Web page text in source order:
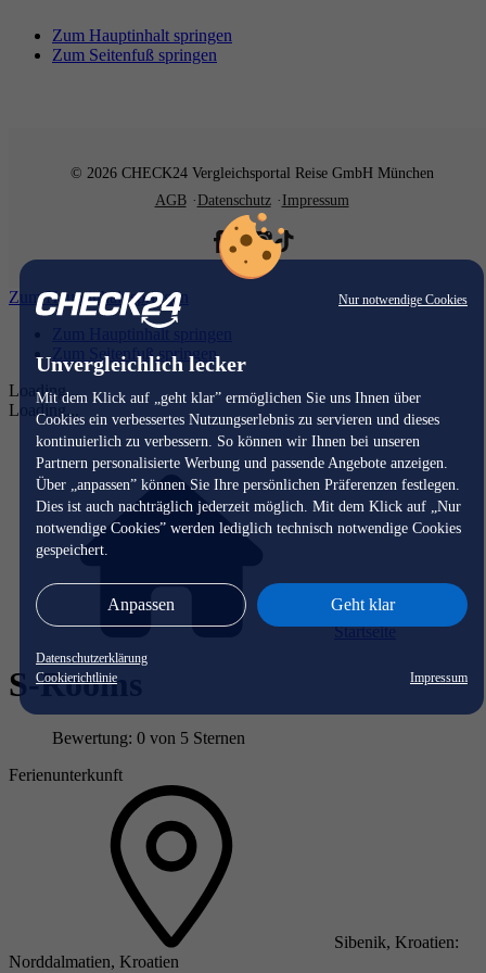
Nur notwendige Cookies
Unvergleichlich lecker
Mit dem Klick auf „geht klar” ermöglichen Sie uns Ihnen über
Cookies ein verbessertes Nutzungserlebnis zu servieren und dieses
kontinuierlich zu verbessern. So können wir Ihnen bei unseren
Partnern personalisierte Werbung und passende Angebote anzeigen.
Über „anpassen” können Sie Ihre persönlichen Präferenzen festlegen.
Dies ist auch nachträglich jederzeit möglich. Mit dem Klick auf „Nur
notwendige Cookies” werden lediglich technisch notwendige Cookies
gespeichert.
Anpassen Geht klar
Datenschutzerklärung
Cookierichtlinie
Impressum
Zum Hauptinhalt springen
Zum Seitenfuß springen
© 2026 CHECK24 Vergleichsportal Reise GmbH München
AGB
Datenschutz Impressum
Zum Hauptinhalt springen
Zum Hauptinhalt springen
Zum Seitenfuß springen
Loading...
Loading...
Startseite
S-Rooms
Bewertung: 0 von 5 Sternen
Ferienunterkunft
Sibenik, Kroatien:
Norddalmatien, Kroatien